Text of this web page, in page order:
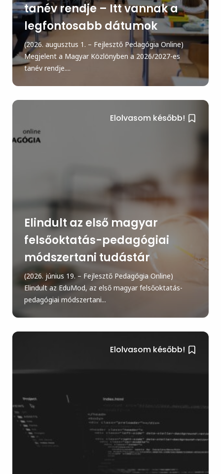
tanév rendje – Itt vannak a
legfontosabb dátumok
(2026. augusztus 1. – Fejlesztő Pedagógia Online)
Megjelent a Magyar Közlönyben a 2026/2027-es
tanév rendje....
Elolvasom később!
Elindult az első magyar
felsőoktatás-pedagógiai
módszertani tudástár
(2026. június 19. – Fejlesztő Pedagógia Online)
Elindult az EduMod, az első magyar felsőoktatás-
pedagógiai módszertani...
Elolvasom később!